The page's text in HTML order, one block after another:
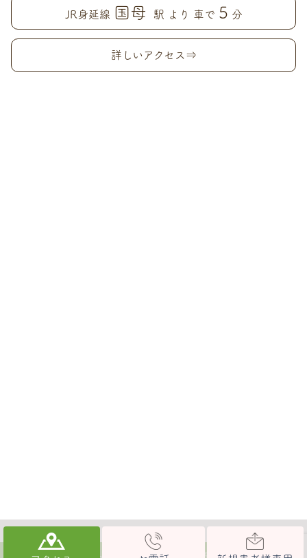
JR身延線 国母 駅 より 車で 5 分
詳しいアクセス⇒
© 甲府市の歯医者なら、「削らず・抜かず・痛くなく」。未来を守る